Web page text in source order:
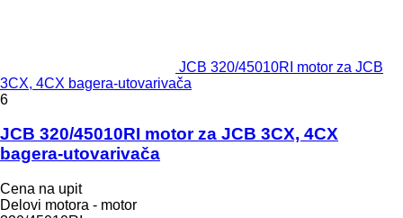
JCB 320/45010RI motor za JCB
3CX, 4CX bagerа-utovarivačа
6
JCB 320/45010RI motor za JCB 3CX, 4CX
bagera-utovarivača
Cena na upit
Delovi motora - motor